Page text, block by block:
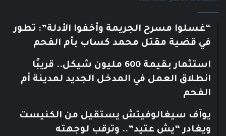
“غسلوا مسرح الجريمة وأخفوا الأدلة”: تطور
في قضية مقتل محمد كساب بأم الفحم
استثمار بقيمة 600 مليون شيكل.. قريبًا
انطلاق العمل في المدخل الجديد لمدينة أم
الفحم
يوآف سيغالوفيتش يستقيل من الكنيست
ويغادر “يش عتيد”.. وترقب لوجهته